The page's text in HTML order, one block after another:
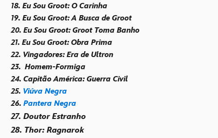
18. Eu Sou Groot: O Carinha
19. Eu Sou Groot: A Busca de Groot
20. Eu Sou Groot: Groot Toma Banho
21. Eu Sou Groot: Obra Prima
22. Vingadores: Era de Ultron
23. Homem-Formiga
24. Capitão América: Guerra Civil
25. Viúva Negra
26. Pantera Negra
27. Doutor Estranho
28. Thor: Ragnarok